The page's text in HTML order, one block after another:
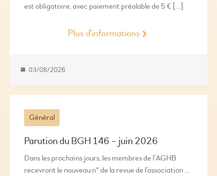
est obligatoire, avec paiement préalable de 5 € […]
Plus d'informations
03/08/2026
Général
Parution du BGH 146 – juin 2026
Dans les prochains jours, les membres de l’AGHB
recevront le nouveau n° de la revue de l’association …